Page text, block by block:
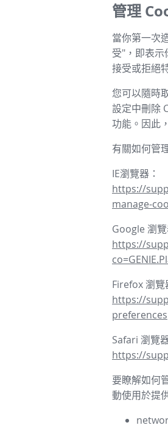
管理
當你第一次
受"，即表
接受或拒絕
您可以隨時
設定中刪除
功能。因此
有關如何管
IE瀏覽器：
https://
manage-
Google 瀏覽
https://
Firefox 瀏覽
https://
preferences
Safari 瀏覽
https://
要瞭解如何
動使用於提